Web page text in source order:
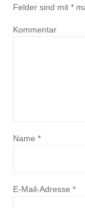
Felder sind mit*
Kommentar
Name*
E-Mail-Adresse*